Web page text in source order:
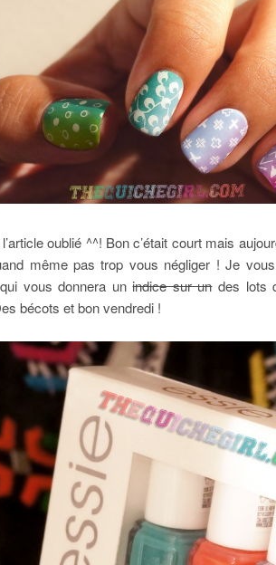
oublié ^^! Bon c’était court mais
même pas trop vous négliger ! Je
vous donnera unindice sur undes lots
bécots et bon vendredi !